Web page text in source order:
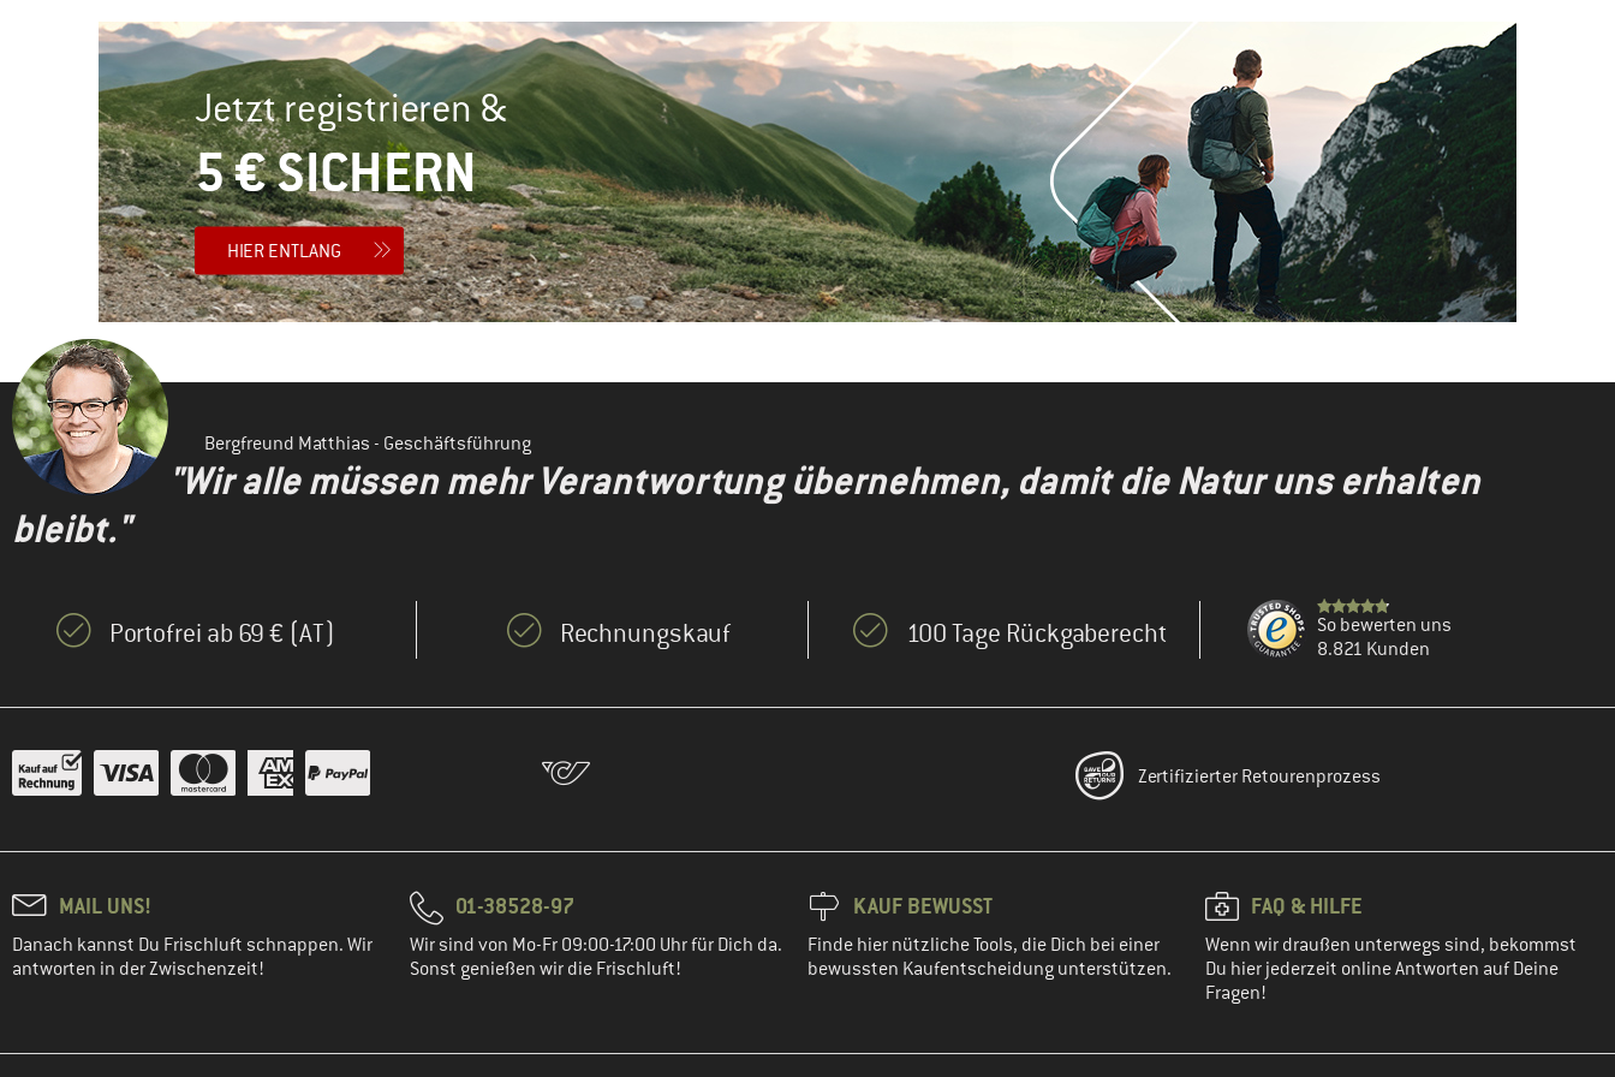
Jetzt registrieren &
5 € SICHERN
HIER ENTLANG
Bergfreund Matthias - Geschäftsführung
"Wir alle müssen mehr Verantwortung übernehmen, damit die Natur uns erhalten
bleibt."
Portofrei ab 69 € (AT) Rechnungskauf 100 Tage Rückgaberecht
So bewerten uns
8.821 Kunden
Zertifizierter Retourenprozess
MAIL UNS!
Danach kannst Du Frischluft schnappen. Wir
antworten in der Zwischenzeit!
01-38528-97
Wir sind von Mo-Fr 09:00-17:00 Uhr für Dich da.
Sonst genießen wir die Frischluft!
KAUF BEWUSST
Finde hier nützliche Tools, die Dich bei einer
bewussten Kaufentscheidung unterstützen.
FAQ & HILFE
Wenn wir draußen unterwegs sind, bekommst
Du hier jederzeit online Antworten auf Deine
Fragen!